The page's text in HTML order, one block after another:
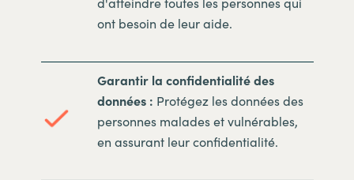
ont besoin de leur aide.
Garantir la confidentialité des
données : Protégez les données des
personnes malades et vulnérables,
en assurant leur confidentialité.